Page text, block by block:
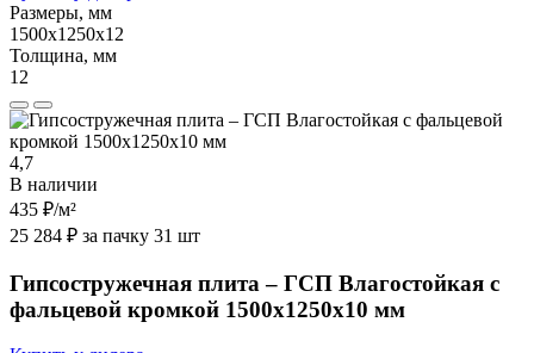
Размеры, мм
1500х1250х12
Толщина, мм
12
4,7
В наличии
435 ₽/м²
25 284 ₽ за пачку 31 шт
Гипсостружечная плита – ГСП Влагостойкая с
фальцевой кромкой 1500х1250х10 мм